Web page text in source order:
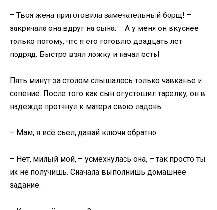
– Твоя жена приготовила замечательный борщ! –
закричала она вдруг на сына. – А у меня он вкуснее
только потому, что я его готовлю двадцать лет
подряд. Быстро взял ложку и начал есть!
Пять минут за столом слышалось только чавканье и
сопение. После того как сын опустошил тарелку, он в
надежде протянул к матери свою ладонь:
– Мам, я всё съел, давай ключи обратно.
– Нет, милый мой, – усмехнулась она, – так просто ты
их не получишь. Сначала выполнишь домашнее
задание.